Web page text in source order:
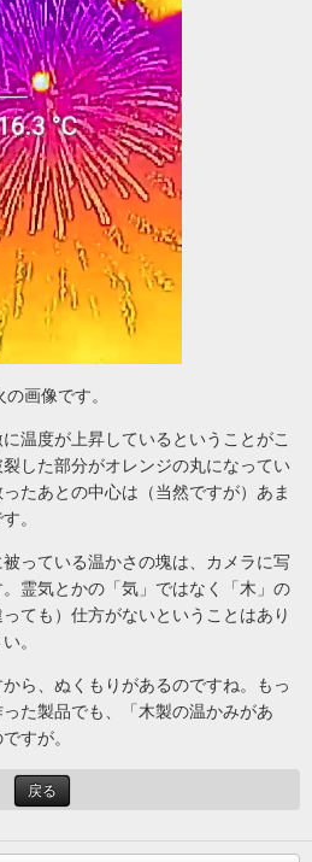
画像です。
温度が上昇しているということがこ
した部分がオレンジの丸になってい
たあとの中心は（当然ですが）あま
。
っている温かさの塊は、カメラに写
霊気とかの「気」ではなく「木」の
ても）仕方がないということはあり
。
ら、ぬくもりがあるのですね。もっ
た製品でも、「木製の温かみがあ
すが。
戻る